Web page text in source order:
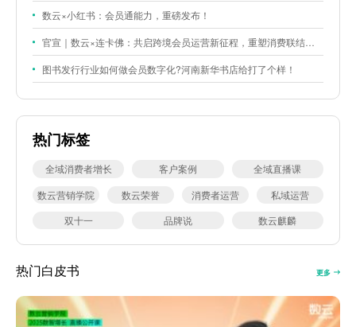
数云×小红书：会员通能力，重磅发布！
官宣｜数云×连卡佛：共启跨境会员运营新征程，重塑消费联结新体验
图书发行行业如何做会员数字化?河南新华书店给打了个样！
热门标签
全域消费者增长 客户案例
全域直播课
数云营销学院
数云荣誉 消费者运营
私域运营
双十一
品牌说 数云麒麟
热门白皮书 更多